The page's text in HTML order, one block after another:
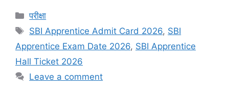
Categories
परीक्षा
Tags
SBI Apprentice Admit Card 2026, SBI
Apprentice Exam Date 2026, SBI Apprentice
Hall Ticket 2026
Leave a comment